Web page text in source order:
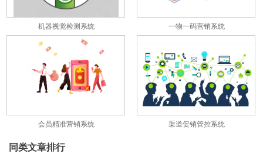
机器视觉检测系统 一物一码营销系统
会员精准营销系统 渠道促销管控系统
同类文章排行